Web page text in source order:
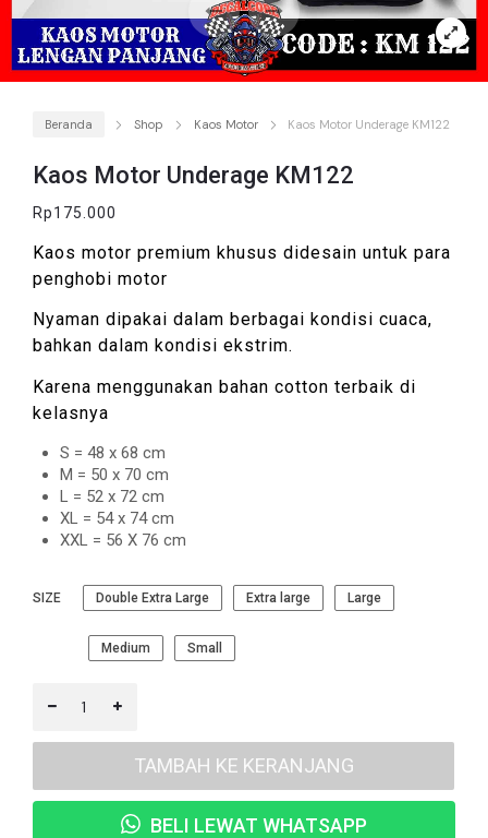
Beranda Shop Kaos Motor Kaos Motor Underage KM122
Kaos Motor Underage KM122
Rp175.000
Kaos motor premium khusus didesain untuk para
penghobi motor
Nyaman dipakai dalam berbagai kondisi cuaca,
bahkan dalam kondisi ekstrim.
Karena menggunakan bahan cotton terbaik di
kelasnya
S = 48 x 68 cm
M = 50 x 70 cm
L = 52 x 72 cm
XL = 54 x 74 cm
XXL = 56 X 76 cm
SIZE Double Extra Large Extra large Large
Medium Small
TAMBAH KE KERANJANG
BELI LEWAT WHATSAPP